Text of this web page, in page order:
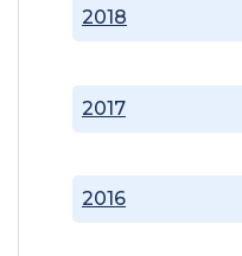
2016
2017
2018